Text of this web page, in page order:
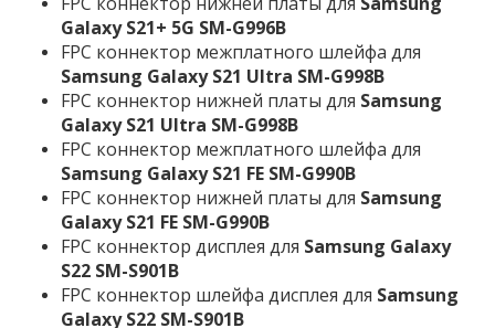
Galaxy S21+ 5G SM-G996B
FPC коннектор межплатного шлейфа для
Samsung Galaxy S21 Ultra SM-G998B
FPC коннектор нижней платы для Samsung
Galaxy S21 Ultra SM-G998B
FPC коннектор межплатного шлейфа для
Samsung Galaxy S21 FE SM-G990B
FPC коннектор нижней платы для Samsung
Galaxy S21 FE SM-G990B
FPC коннектор дисплея для Samsung Galaxy
S22 SM-S901B
FPC коннектор шлейфа дисплея для Samsung
Galaxy S22 SM-S901B